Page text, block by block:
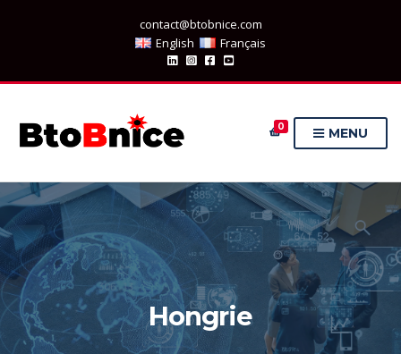
contact@btobnice.com
English
Français
0 MENU
Hongrie